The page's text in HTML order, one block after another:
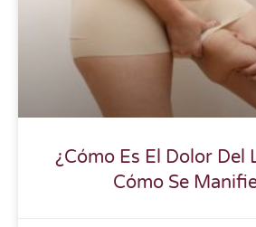
¿Cómo Es El Dolor Del
Cómo Se